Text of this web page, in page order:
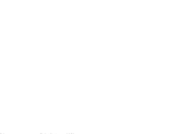
letzten Jahren zu
veröffentlicht